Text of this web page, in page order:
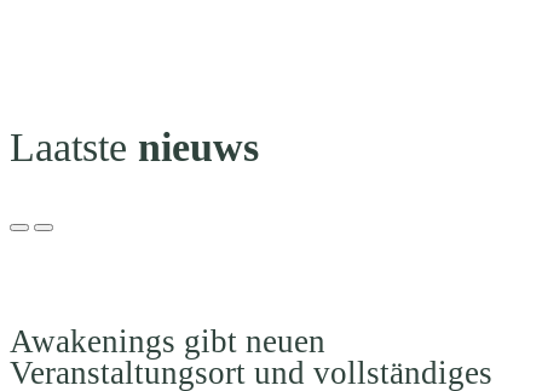
Laatste nieuws
Awakenings gibt neuen
Veranstaltungsort und vollständiges